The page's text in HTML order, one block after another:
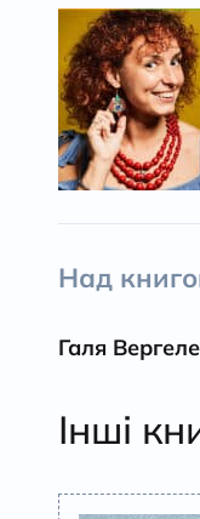
Над
Галя
Інші